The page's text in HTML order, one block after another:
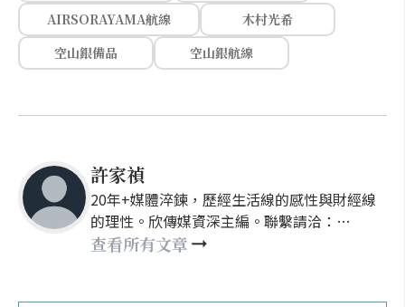
AIRSORAYAMA航線
木村光希
空山銀備品
空山銀航線
許家禎
20年+媒體淬鍊，歷經生活線的感性與財經線
的理性。欣傳媒資深主編。聯繫請洽：
nellyhsu@xinmedia.com
查看所有文章